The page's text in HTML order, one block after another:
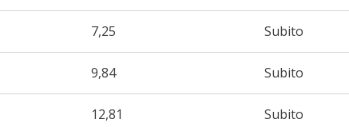
7,25 Subito
9,84 Subito
12,81 Subito